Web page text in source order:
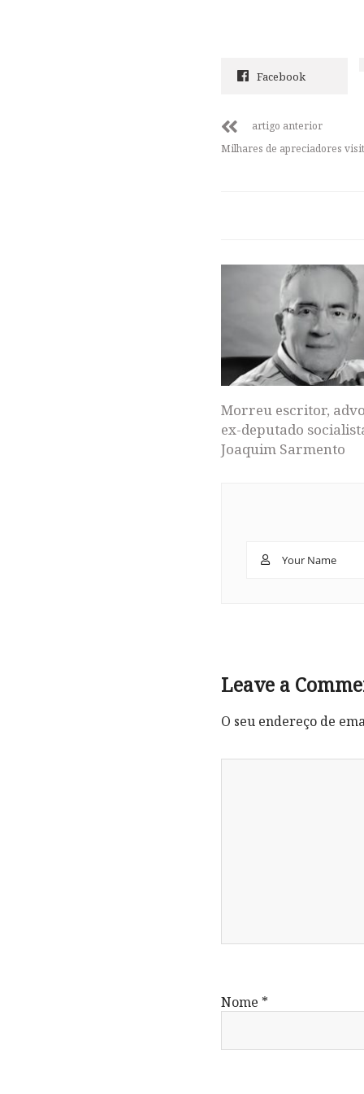
Facebook
artigo anterior
Milhares de apreciadores
Morreu escritor,
ex-deputado
Joaquim Sarmento
Leave a
O seu endereço de
Nome *